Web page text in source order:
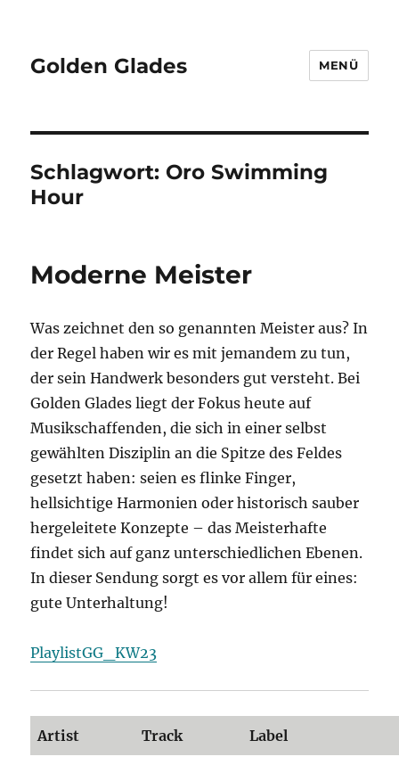
Golden Glades MENÜ
Schlagwort: Oro Swimming
Hour
Moderne Meister
Was zeichnet den so genannten Meister aus? In
der Regel haben wir es mit jemandem zu tun,
der sein Handwerk besonders gut versteht. Bei
Golden Glades liegt der Fokus heute auf
Musikschaffenden, die sich in einer selbst
gewählten Disziplin an die Spitze des Feldes
gesetzt haben: seien es flinke Finger,
hellsichtige Harmonien oder historisch sauber
hergeleitete Konzepte ­– das Meisterhafte
findet sich auf ganz unterschiedlichen Ebenen.
In dieser Sendung sorgt es vor allem für eines:
gute Unterhaltung!
PlaylistGG_KW23
Artist Track Label